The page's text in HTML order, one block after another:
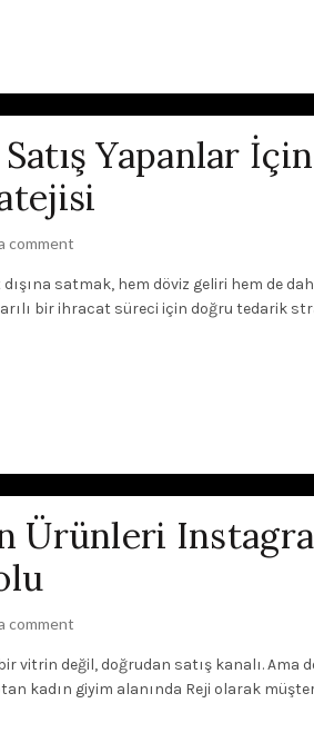
Satış Yapanlar
comment
satmak, hem döviz geliri hem de
bir ihracat süreci için doğru tedarik
comment
vitrin değil, doğrudan satış kanalı. Ama
kadın giyim alanında Reji olarak